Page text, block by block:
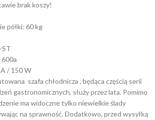
brak koszy!
półki: 60 kg
ST
600a
/ 150 W
szafa chłodnicza , będąca częścią serii
gastronomicznych, służy przez lata. Pomimo
ma widoczne tylko niewielkie ślady
na sprawność. Dodatkowo, przed wysyłką